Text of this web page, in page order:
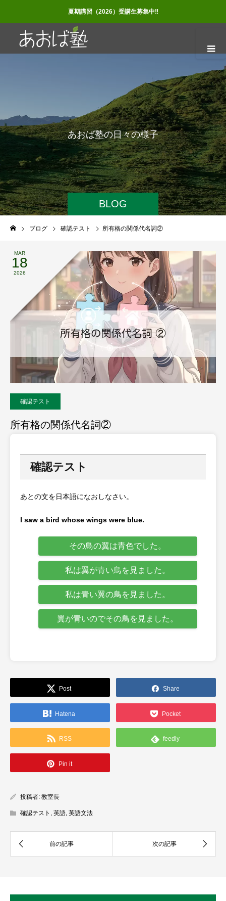
夏期講習（2026）受講生募集中‼
BLOG
あおば塾の日々の様子
ブログ 確認テスト 所有格の関係代名詞②
MAR
18
2026
確認テスト
所有格の関係代名詞②
確認テスト
あとの文を日本語になおしなさい。
I saw a bird whose wings were blue.
その鳥の翼は青色でした。
私は翼が青い鳥を見ました。
私は青い翼の鳥を見ました。
翼が青いのでその鳥を見ました。
Post Share
Hatena Pocket
RSS feedly
Pin it
投稿者: 教室長
確認テスト 英語 英語文法